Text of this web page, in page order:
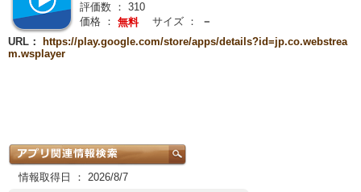
評価数 ： 310
価格 ： 無料 サイズ ：
－
URL：
https://play.google.com/store/apps/details?id=jp.co.webstrea
m.wsplayer
情報取得日 ： 2026/8/7